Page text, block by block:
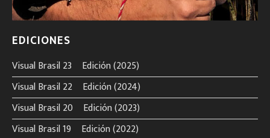
EDICIONES
Visual Brasil 23º Edición (2025)
Visual Brasil 22º Edición (2024)
Visual Brasil 20º Edición (2023)
Visual Brasil 19º Edición (2022)